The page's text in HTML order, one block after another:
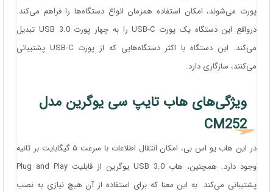
پورت می‌شوند، امکان استفاده همزمان انواع دستگاه‌ها را فراهم می‌کند.
درواقع این دستگاه یک پورت USB-C را به چهار پورت USB 3.0 تبدیل
می‌کند. این دستگاه با اکثر دستگاه‌هایی که از پورت USB-C پشتیبانی
می‌کنند، سازگاری دارد.
ویژگی‌های هاب تایپ سی یوگرین مدل
CM252
در این هاب یو اس بی، امکان انتقال اطلاعات با سرعت ۵ گیگابایت بر ثانیه
وجود دارد. همچنین، هاب USB 3.0 یوگرین از قابلیت Plug and Play
پشتیبانی می‌کند. به این معنا که برای استفاده از آن هیچ نیازی به نصب